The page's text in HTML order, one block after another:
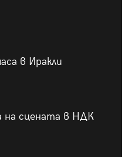
в Иракли
на сцената в НДК